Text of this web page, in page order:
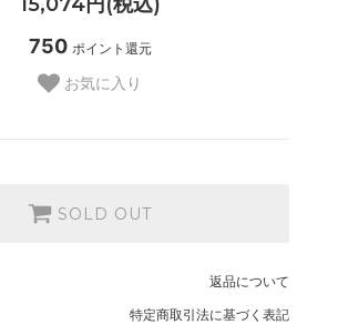
750 ポイント還元
お気に入り
SOLD OUT
返品について
特定商取引法に基づく表記